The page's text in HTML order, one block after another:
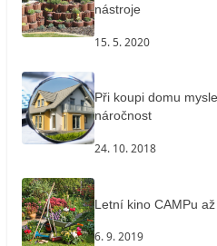
nástroje
15. 5. 2020
Při koupi domu
náročnost
24. 10. 2018
Letní kino CAMPu
6. 9. 2019